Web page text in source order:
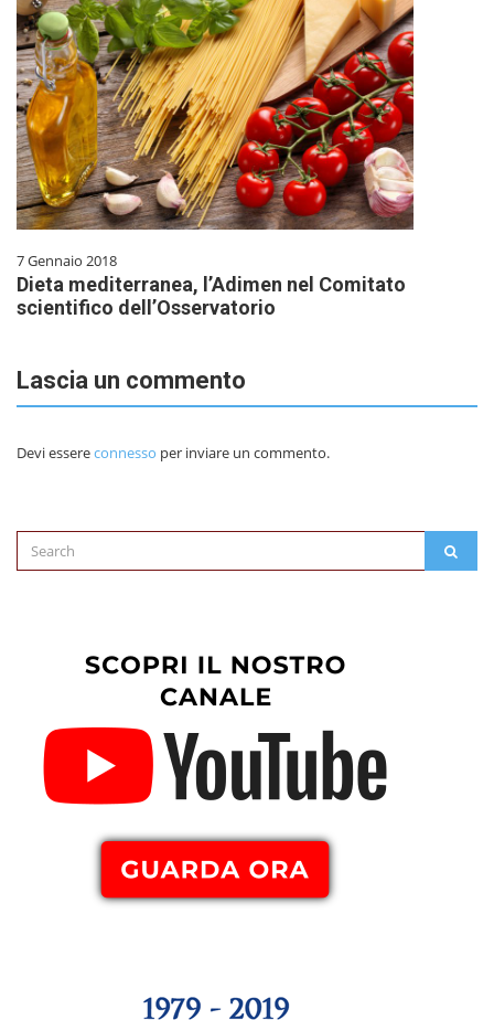
7 Gennaio 2018
Dieta mediterranea, l’Adimen nel Comitato
scientifico dell’Osservatorio
Lascia un commento
Devi essereconnesso per inviare un commento.
Search
for: